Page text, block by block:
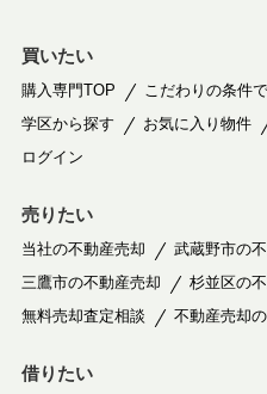
買いたい
購入専門TOP こだわりの条件
学区から探す
お気に入り物件
ログイン
売りたい
当社の不動産売却
武蔵野市の
三鷹市の不動産売却
杉並区の
無料売却査定相談
不動産売却
借りたい